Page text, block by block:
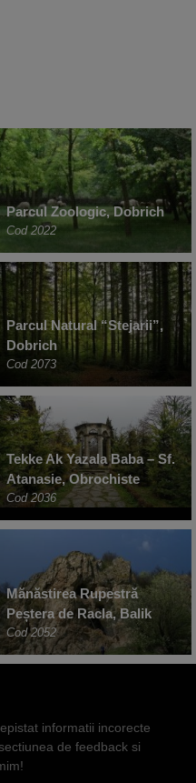
Parcul Zoologic, Dobrich
Cod 2022
Parcul Natural “Stejarii”,
Dobrich
Cod 2073
Tekke Ak Yazala Baba – Sf.
Atanasie, Obrochiste
Cod 2036
Mănăstirea Rupestră
Peștera de Racla, Balik
Cod 2052
informatii incorecte
de feedback si